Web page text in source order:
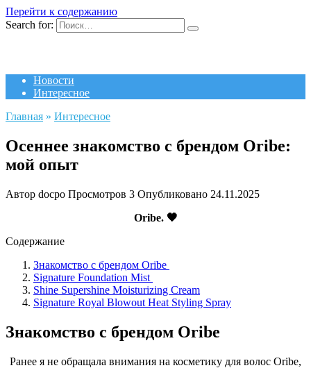
Перейти к содержанию
Search for:
Новости
Интересное
Главная » Интересное
Осеннее знакомство с брендом Oribe:
мой опыт
Автор docpo Просмотров 3 Опубликовано 24.11.2025
Oribe. 🖤
Содержание
Знакомство с брендом Oribe
Signature Foundation Mist
Shine Supershine Moisturizing Cream
Signature Royal Blowout Heat Styling Spray
Знакомство с брендом Oribe
Ранее я не обращала внимания на косметику для волос Oribe,